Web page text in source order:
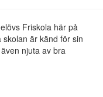
Friskola här på
är känd för sin
njuta av bra